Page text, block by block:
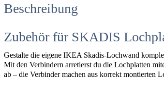
Beschreibung
Zubehör für SKADIS
Gestalte die eigene IKEA Skadis-Lochwand
Mit den Verbindern arretierst du die Lochplatten
ab – die Verbinder machen aus korrekt montierten